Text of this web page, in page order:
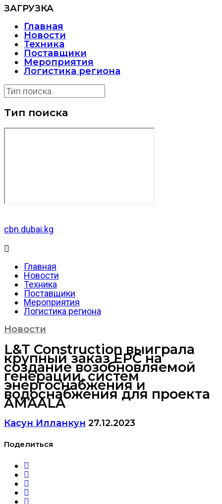
ЗАГРУЗКА
Главная
Новости
Техника
Поставщики
Мероприятия
Логистика региона
Тип поиска
cbn.dubai.kg
Главная
Новости
Техника
Поставщики
Мероприятия
Логистика региона
Новости
L&T Construction выиграла
крупный заказ EPC на
создание возобновляемой
генерации, систем
энергоснабжения и
водоснабжения для проекта
AMAALA
Касун Илланкун 27.12.2023
Поделиться